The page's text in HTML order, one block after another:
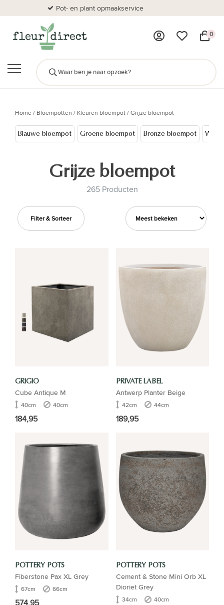
Pot- en plant opmaakservice
0
Home/ Bloempotten / Kleuren bloempot/Grijze bloempot
Blauwe bloempot Groene bloempot Bronze bloempot Witte
Grijze bloempot
265 Producten
Filter & Sorteer
GRIGIO
Cube Antique M
40cm 40cm
184,95
PRIVATE LABEL
Antwerp Planter Beige
42cm 44cm
189,95
POTTERY POTS
Fiberstone Pax XL Grey
67cm 66cm
POTTERY POTS
Cement & Stone Mini Orb XL
Dioriet Grey
34cm 40cm